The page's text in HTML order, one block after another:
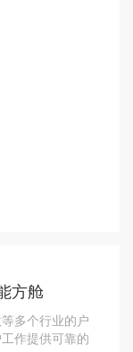
方舱
多个行业的户
作提供可靠的